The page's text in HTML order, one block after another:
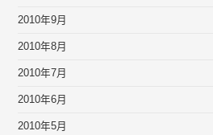
2010年9月
2010年8月
2010年7月
2010年6月
2010年5月